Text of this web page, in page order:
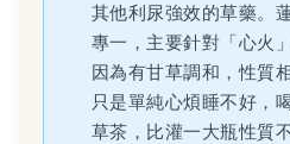
其他利尿強效的草藥。
專一，主要針對「心火
因為有甘草調和，性質
只是單純心煩睡不好，
草茶，比灌一大瓶性質